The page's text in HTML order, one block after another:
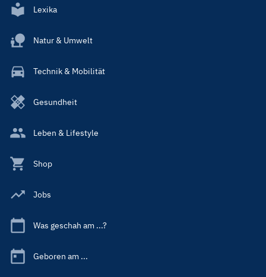
Lexika
Natur & Umwelt
Technik & Mobilität
Gesundheit
Leben & Lifestyle
Shop
Jobs
Was geschah am ...?
Geboren am ...